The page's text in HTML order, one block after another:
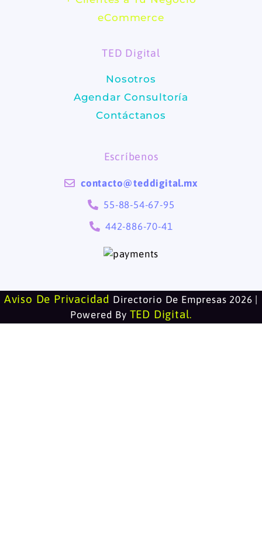
b
o
k
a
r
a
m
eCommerce
TED Digital
Nosotros
Agendar Consultoría
Contáctanos
Escríbenos
contacto@teddigital.mx
55-88-54-67-95
442-886-70-41
Aviso De Privacidad Directorio De Empresas 2026 |
Powered By TED Digital.